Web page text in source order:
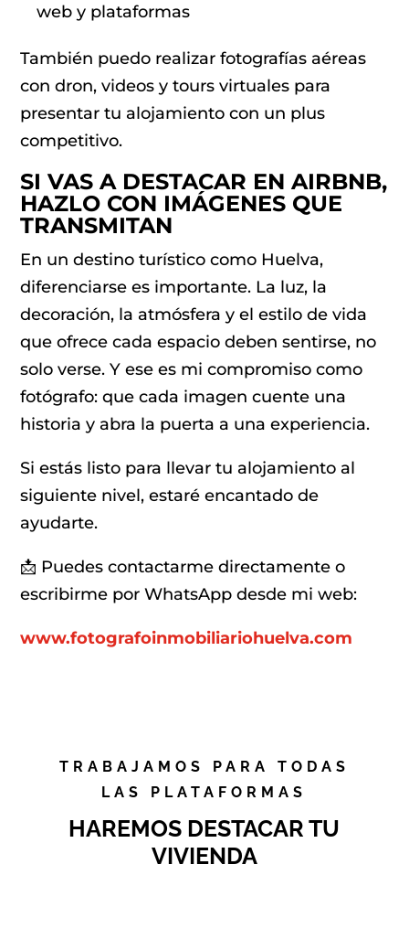
web y plataformas
También puedo realizar fotografías aéreas
con dron, videos y tours virtuales para
presentar tu alojamiento con un plus
competitivo.
SI VAS A DESTACAR EN AIRBNB,
HAZLO CON IMÁGENES QUE
TRANSMITAN
En un destino turístico como Huelva,
diferenciarse es importante. La luz, la
decoración, la atmósfera y el estilo de vida
que ofrece cada espacio deben sentirse, no
solo verse. Y ese es mi compromiso como
fotógrafo: que cada imagen cuente una
historia y abra la puerta a una experiencia.
Si estás listo para llevar tu alojamiento al
siguiente nivel, estaré encantado de
ayudarte.
📩 Puedes contactarme directamente o
escribirme por WhatsApp desde mi web:
www.fotografoinmobiliariohuelva.com
TRABAJAMOS PARA TODAS
LAS PLATAFORMAS
HAREMOS DESTACAR TU
VIVIENDA